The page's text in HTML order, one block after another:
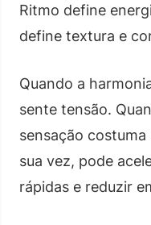
Ritmo define
define textura e
Quando a
sente tensão.
sensação
sua vez, pode
rápidas e reduzir